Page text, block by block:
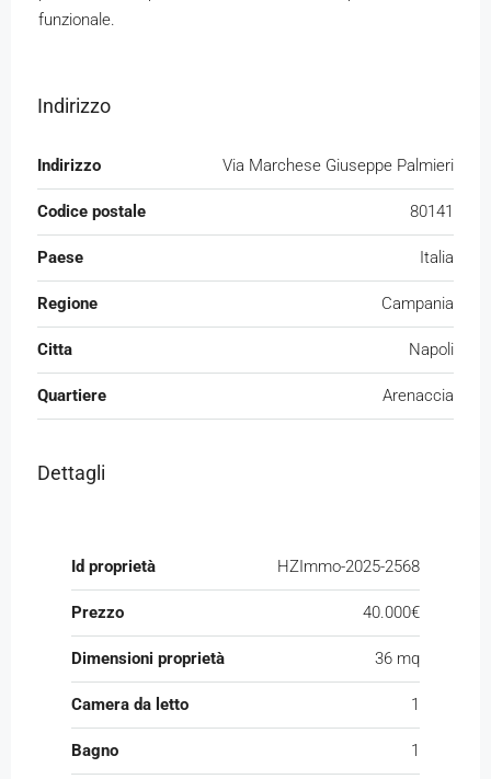
funzionale.
Indirizzo
Indirizzo Via Marchese Giuseppe Palmieri
Codice postale 80141
Paese Italia
Regione Campania
Citta Napoli
Quartiere Arenaccia
Dettagli
Id proprietà HZImmo-2025-2568
Prezzo 40.000€
Dimensioni proprietà 36 mq
Camera da letto 1
Bagno 1